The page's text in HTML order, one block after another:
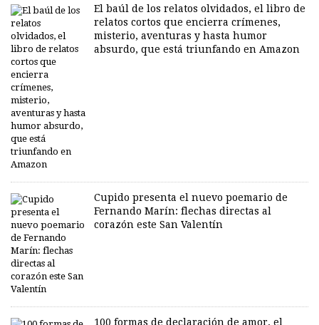
El baúl de los relatos olvidados, el libro de
relatos cortos que encierra crímenes,
misterio, aventuras y hasta humor
absurdo, que está triunfando en Amazon
Cupido presenta el nuevo poemario de
Fernando Marín: flechas directas al
corazón este San Valentín
100 formas de declaración de amor, el